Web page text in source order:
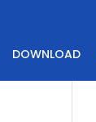
DOWNLOAD